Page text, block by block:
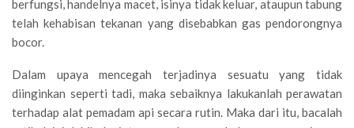
berfungsi, handelnya macet, isinya tidak keluar, ataupun tabung
telah kehabisan tekanan yang disebabkan gas pendorongnya
bocor.
Dalam upaya mencegah terjadinya sesuatu yang tidak
diinginkan seperti tadi, maka sebaiknya lakukanlah perawatan
terhadap alat pemadam api secara rutin. Maka dari itu, bacalah